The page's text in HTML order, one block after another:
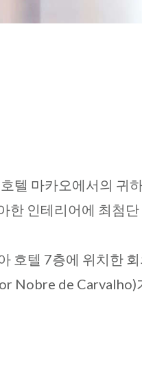
텔 마카오에서의 귀
한 인테리어에 최첨
호텔 7층에 위치한
Nobre de Carvalho)